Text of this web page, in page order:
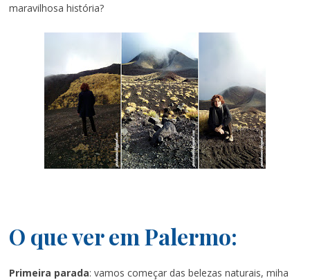
maravilhosa história?
O que ver em Palermo:
Primeira parada: vamos começar das belezas naturais, miha